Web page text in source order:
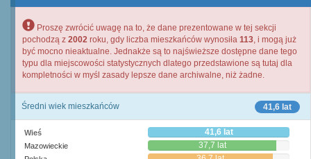
Proszę zwrócić uwagę na to, że dane prezentowane w tej sekcji
pochodzą z 2002 roku, gdy liczba mieszkańców wynosiła 113, i mogą już
być mocno nieaktualne. Jednakże są to najświeższe dostępne dane tego
typu dla miejscowości statystycznych dlatego przedstawione są tutaj dla
kompletności w myśl zasady lepsze dane archiwalne, niż żadne.
41,6 lat
Średni wiek mieszkańców
Wieś 41,6 lat
Mazowieckie 37,7 lat